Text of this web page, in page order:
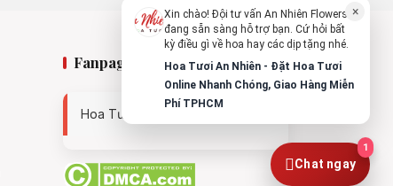
Fanpage
Hoa Tươi An Nhiên - 0938494119
×
Xin chào! Đội tư vấn An Nhiên Flowers
đang sẵn sàng hỗ trợ bạn. Cứ hỏi bất
kỳ điều gì về hoa hay các dịp tặng nhé.
Hoa Tươi An Nhiên - Đặt Hoa Tươi
Online Nhanh Chóng, Giao Hàng Miễn
Phí TPHCM
Chat ngay
1